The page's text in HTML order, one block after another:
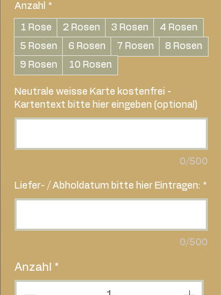
Anzahl *
1 Rose 2 Rosen 3 Rosen
4 Rosen
5 Rosen
6 Rosen 7 Rosen
8 Rosen
9 Rosen
10 Rosen
Neutrale weisse Karte kostenfrei -
Kartentext bitte hier eingeben (optional)
0/500
Liefer- / Abholdatum bitte hier Eintragen: *
0/500
Anzahl *